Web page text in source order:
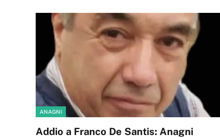
ANAGNI
Addio a Franco De Santis: Anagni